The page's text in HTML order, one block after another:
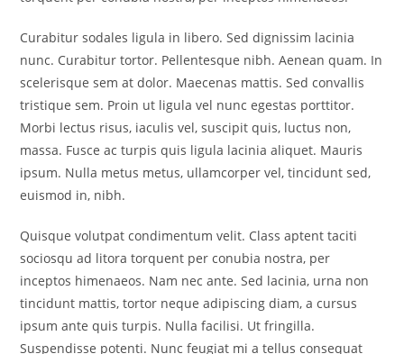
Curabitur sodales ligula in libero. Sed dignissim lacinia
nunc. Curabitur tortor. Pellentesque nibh. Aenean quam. In
scelerisque sem at dolor. Maecenas mattis. Sed convallis
tristique sem. Proin ut ligula vel nunc egestas porttitor.
Morbi lectus risus, iaculis vel, suscipit quis, luctus non,
massa. Fusce ac turpis quis ligula lacinia aliquet. Mauris
ipsum. Nulla metus metus, ullamcorper vel, tincidunt sed,
euismod in, nibh.
Quisque volutpat condimentum velit. Class aptent taciti
sociosqu ad litora torquent per conubia nostra, per
inceptos himenaeos. Nam nec ante. Sed lacinia, urna non
tincidunt mattis, tortor neque adipiscing diam, a cursus
ipsum ante quis turpis. Nulla facilisi. Ut fringilla.
Suspendisse potenti. Nunc feugiat mi a tellus consequat